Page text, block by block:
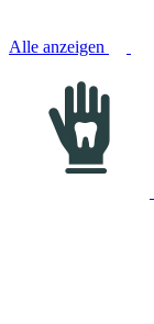
Alle anzeigen